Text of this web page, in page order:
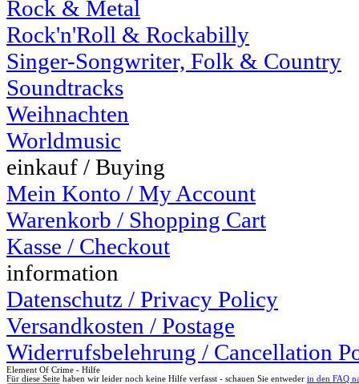
Rock & Metal
Rock'n'Roll & Rockabilly
Singer-Songwriter, Folk & Country
Soundtracks
Weihnachten
Worldmusic
einkauf / Buying
Mein Konto / My Account
Warenkorb / Shopping Cart
Kasse / Checkout
information
Datenschutz / Privacy Policy
Versandkosten / Postage
Widerrufsbelehrung / Cancellation
Element Of Crime - Hilfe
Für diese Seite haben wir leider noch keine Hilfe verfasst - schauen Sie entweder in den FAQ